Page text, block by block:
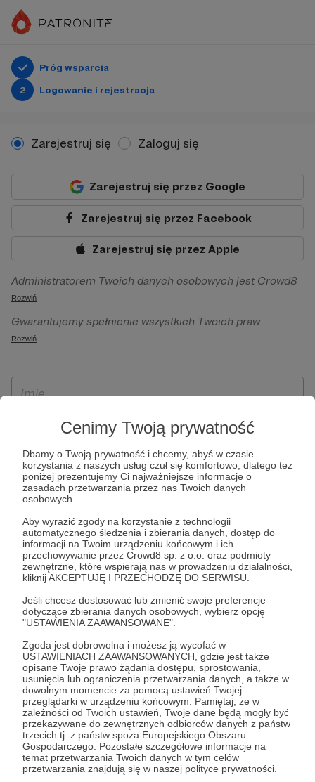
Cenimy Twoją prywatność
Dbamy o Twoją prywatność i chcemy, abyś w czasie
korzystania z naszych usług czuł się komfortowo, dlatego też
poniżej prezentujemy Ci najważniejsze informacje o
zasadach przetwarzania przez nas Twoich danych
osobowych.
Aby wyrazić zgody na korzystanie z technologii
automatycznego śledzenia i zbierania danych, dostęp do
informacji na Twoim urządzeniu końcowym i ich
przechowywanie przez Crowd8 sp. z o.o. oraz podmioty
zewnętrzne, które wspierają nas w prowadzeniu działalności,
kliknij AKCEPTUJĘ I PRZECHODZĘ DO SERWISU.
Jeśli chcesz dostosować lub zmienić swoje preferencje
dotyczące zbierania danych osobowych, wybierz opcję
"USTAWIENIA ZAAWANSOWANE".
Zgoda jest dobrowolna i możesz ją wycofać w
USTAWIENIACH ZAAWANSOWANYCH, gdzie jest także
opisane Twoje prawo żądania dostępu, sprostowania,
usunięcia lub ograniczenia przetwarzania danych, a także w
dowolnym momencie za pomocą ustawień Twojej
przeglądarki w urządzeniu końcowym. Pamiętaj, że w
zależności od Twoich ustawień, Twoje dane będą mogły być
przekazywane do zewnętrznych odbiorców danych z państw
trzecich tj. z państw spoza Europejskiego Obszaru
Gospodarczego. Pozostałe szczegółowe informacje na
temat przetwarzania Twoich danych w tym celów
przetwarzania znajdują się w naszej polityce prywatności.
Próg wsparcia
2
Logowanie i rejestracja
Zarejestruj się Zaloguj się
Zarejestruj się przez Google
Zarejestruj się przez Facebook
Zarejestruj się przez Apple
Administratorem Twoich danych osobowych jest Crowd8
sp. z o.o. z siedziba w Warszawie, ul. Żwirki i Wigury 16, 02-
092 Warszawa. Twoje dane osobowe będą przetwarzane w
szczególności w celu wykonania umowy zawartej z Tobą, w
Patronite.pl, w tym możliwości dokonywania oraz
otrzymywania wsparcia na naszej platformie oraz
Rozwiń
Gwarantujemy spełnienie wszystkich Twoich praw
wynikających z ogólnego rozporządzenia o ochronie
ich przenoszenia, niepodlegania zautomatyzowanemu
wyrażenia sprzeciwu wobec przetwarzania Twoich danych
osobowych. Rejestracja dla osób niepełnoletnich możliwa
jest po przekazaniu podpisanego formularza "Zgodna na
założenie konta przez osobę niepełnoletnią", formularz
dostępny jest na stronie regulaminu Patronite.pl.
Rozwiń
* Zapoznałem się i akceptujęRegulaminserwisu oraz
* Wyrażam zgodę na przetwarzanie moich danych
osobowych podanych w formularzu rejestracyjnym w celu
prawidłowego świadczenia usług serwisu Patronite.
Wyrażam zgodę na otrzymywanie drogą elektroniczną
informacji handlowych - newslettera. Opcja ta może zostać
zmieniona w ustawieniach konta.